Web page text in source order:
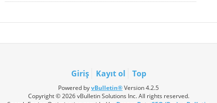
Giriş Kayıt ol Top
Powered byvBulletin®Version 4.2.5
Copyright © 2026 vBulletin Solutions Inc. All rights reserved.